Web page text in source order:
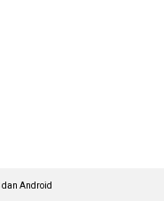
Android